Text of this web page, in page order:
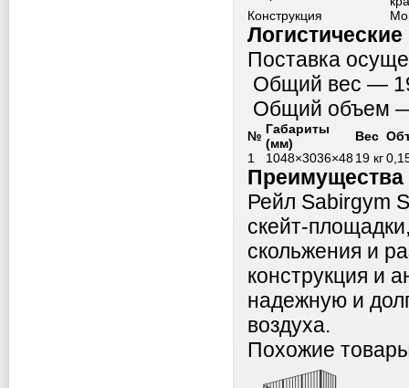
Конструкция
Поставка
Общий вес —
Общий объем
№ Габариты
(мм)
Вес
1
1048×3036×4819 кг
Преимущества
Рейл Sabirgym
скейт-
скольжения и
конструкция и
надежную и
воздуха.
Похожие